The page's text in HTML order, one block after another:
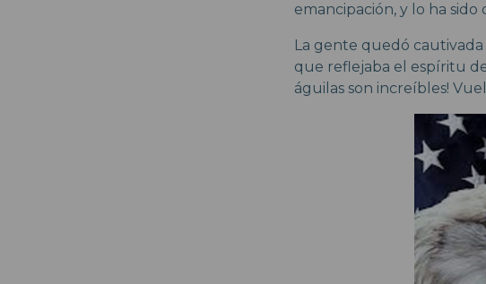
emancipación, y lo ha
La gente quedó
que reflejaba el espíritu
águilas son increíbles!